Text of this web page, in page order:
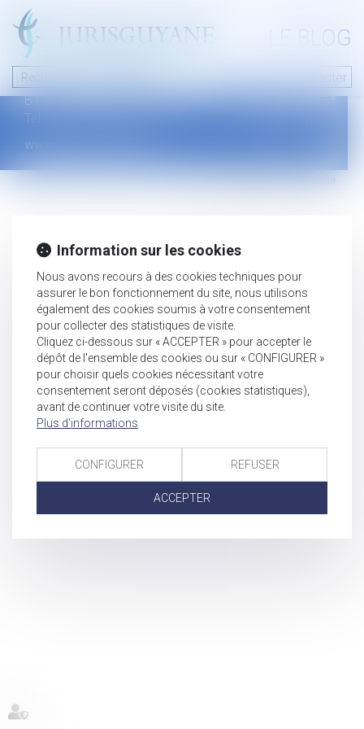
LE BLOG
Nous contacter
46 avenue de la liberté
B.P.315 - 97327 Cayenne Cedex
Tel : +594 594 29 45 35
www.jurisguyane.com
Mentions légales
Information sur les cookies
Nous avons recours à des cookies techniques pour
assurer le bon fonctionnement du site, nous utilisons
également des cookies soumis à votre consentement
pour collecter des statistiques de visite.
Cliquez ci-dessous sur « ACCEPTER » pour accepter le
dépôt de l'ensemble des cookies ou sur « CONFIGURER »
pour choisir quels cookies nécessitant votre
consentement seront déposés (cookies statistiques),
avant de continuer votre visite du site.
Plus d'informations
CONFIGURER REFUSER
ACCEPTER